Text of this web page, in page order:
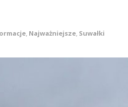
, Najważniejsze, Suwałki